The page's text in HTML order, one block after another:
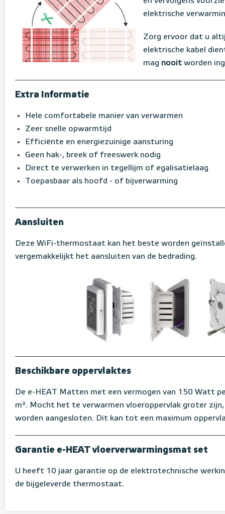
elektrische
Zorg ervoor dat u
elektrische kabel
mag nooit worden
Extra Informatie
Hele comfortabele manier van verwarmen
Zeer snelle opwarmtijd
Efficiënte en energiezuinige aansturing
Geen hak-, breek of freeswerk nodig
Direct te verwerken in tegellijm of egalisatielaag
Toepasbaar als hoofd - of bijverwarming
Aansluiten
Deze WiFi-thermostaat kan het beste worden
vergemakkelijkt het aansluiten van de bedrading.
Beschikbare oppervlaktes
De e-HEAT Matten met een vermogen van 150 Watt
m². Mocht het te verwarmen vloeroppervlak groter
worden aangesloten. Dit kan tot een maximum
Garantie e-HEAT vloerverwarmingsmat set
U heeft 10 jaar garantie op de elektrotechnische
de bijgeleverde thermostaat.